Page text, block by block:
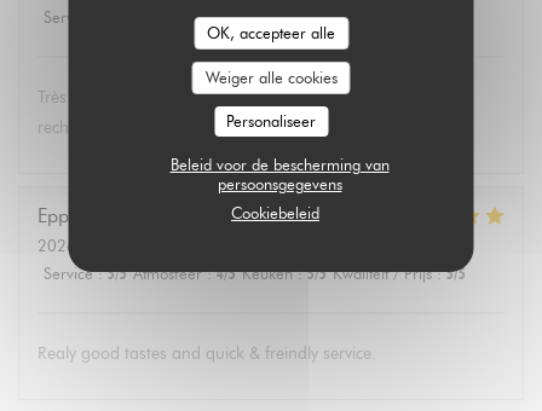
OK, accepteer alle
Weiger alle cookies
Personaliseer
Beleid voor de bescherming van
persoonsgegevens
Cookiebeleid
Service
Atmosfeer: 5/5 Keuken: 5/5 Kwaliteit / Prijs
Très bon et service très agréable. Même mon père (qui
rechigne un peu sur le vegan) a adoré les lasagnes !
Eppo
2026-08-01
Service: 5/5 Atmosfeer: 4/5 Keuken: 5/5 Kwaliteit / Prijs: 5/5
Realy good tastes and quick & freindly service.